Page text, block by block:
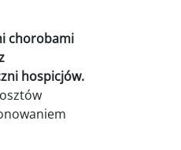
chorobami
hospicjów.